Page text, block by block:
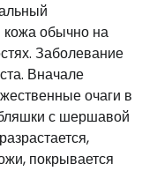
кожа обычно на
Заболевание
Вначале
очаги в
с шершавой
покрывается